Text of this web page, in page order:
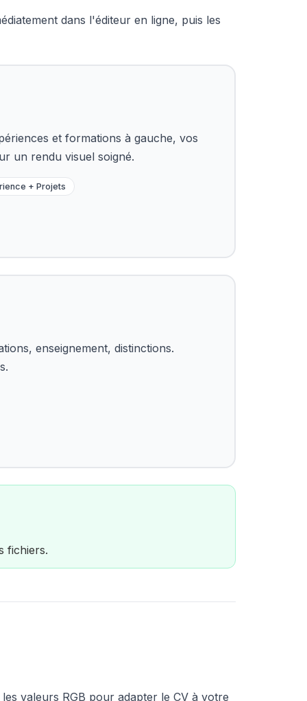
dans l'éditeur en ligne, puis les
et formations à gauche, vos
un rendu visuel soigné.
+ Projets
enseignement, distinctions.
fichiers.
les valeurs RGB pour adapter le CV à votre